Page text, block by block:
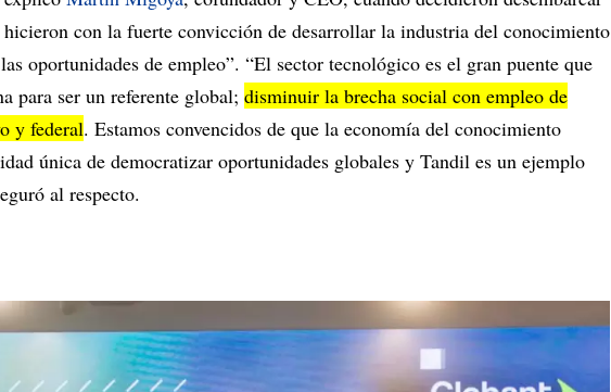
hicieron con la fuerte convicción de desarrollar la industria del conocimiento
oportunidades de empleo”. “El sector tecnológico es el gran puente que
para ser un referente global; disminuir la brecha social con empleo de
y federal. Estamos convencidos de que la economía del conocimiento
única de democratizar oportunidades globales y Tandil es un ejemplo
al respecto.